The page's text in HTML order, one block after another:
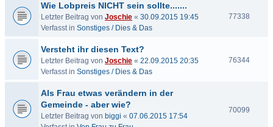
Wie Lobpreis NICHT sein sollte.......
Letzter Beitrag von Joschie « 30.09.2015 19:45
Verfasst in Sonstiges / Dies & Das
77338
Versteht ihr diesen Text?
Letzter Beitrag von Joschie « 22.09.2015 20:35
Verfasst in Sonstiges / Dies & Das
76344
Als Frau etwas verändern in der
Gemeinde - aber wie?
Letzter Beitrag von biggi « 07.06.2015 17:54
70099